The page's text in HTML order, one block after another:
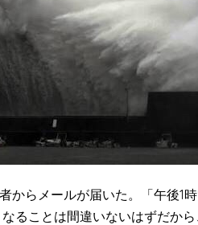
からメールが届いた。「午後1
ることは間違いないはずだか